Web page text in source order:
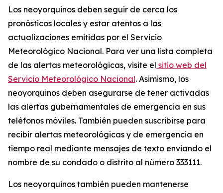
Los neoyorquinos deben seguir de cerca los
pronósticos locales y estar atentos a las
actualizaciones emitidas por el Servicio
Meteorológico Nacional. Para ver una lista completa
de las alertas meteorológicas, visite el sitio web del
Servicio Meteorológico Nacional. Asimismo, los
neoyorquinos deben asegurarse de tener activadas
las alertas gubernamentales de emergencia en sus
teléfonos móviles. También pueden suscribirse para
recibir alertas meteorológicas y de emergencia en
tiempo real mediante mensajes de texto enviando el
nombre de su condado o distrito al número 333111.
Los neoyorquinos también pueden mantenerse